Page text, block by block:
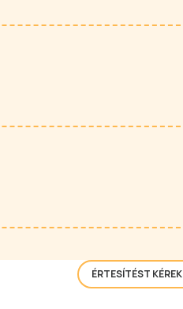
ÉRTESÍTÉST KÉREK